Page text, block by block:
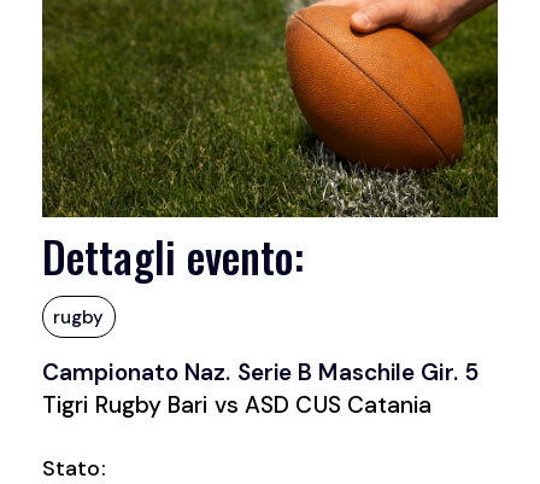
Dettagli evento:
rugby
Campionato Naz. Serie B Maschile Gir. 5
Tigri Rugby Bari vs ASD CUS Catania
Stato: